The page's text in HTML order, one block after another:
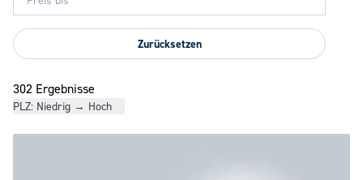
Zurücksetzen
302 Ergebnisse
PLZ: Niedrig → Hoch